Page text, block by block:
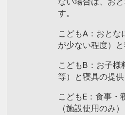
す。
こどもA：おとな
が少ない程度）
こどもB：お子様
等）と寝具の提供
こどもE：食事・
（施設使用のみ）